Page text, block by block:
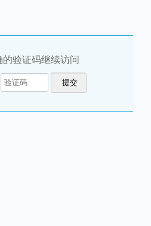
验证码继续访问